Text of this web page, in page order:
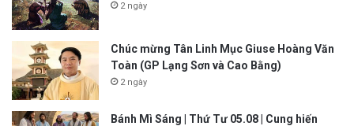
2 ngày
Chúc mừng Tân Linh Mục Giuse Hoàng Văn
Toàn (GP Lạng Sơn và Cao Bằng)
2 ngày
Bánh Mì Sáng | Thứ Tư 05.08 | Cung hiến